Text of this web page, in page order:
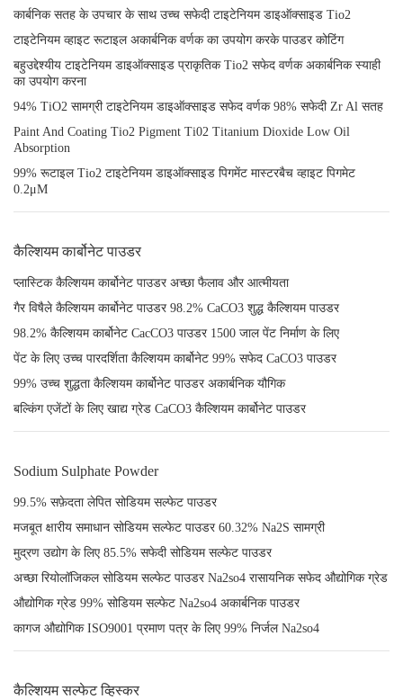
कार्बनिक सतह के उपचार के साथ उच्च सफेदी टाइटेनियम डाइऑक्साइड Tio2
टाइटेनियम व्हाइट रूटाइल अकार्बनिक वर्णक का उपयोग करके पाउडर कोटिंग
बहुउद्देश्यीय टाइटेनियम डाइऑक्साइड प्राकृतिक Tio2 सफेद वर्णक अकार्बनिक स्याही
का उपयोग करना
94% TiO2 सामग्री टाइटेनियम डाइऑक्साइड सफेद वर्णक 98% सफेदी Zr Al सतह
Paint And Coating Tio2 Pigment Ti02 Titanium Dioxide Low Oil
Absorption
99% रूटाइल Tio2 टाइटेनियम डाइऑक्साइड पिगमेंट मास्टरबैच व्हाइट पिगमेट
0.2μM
कैल्शियम कार्बोनेट पाउडर
प्लास्टिक कैल्शियम कार्बोनेट पाउडर अच्छा फैलाव और आत्मीयता
गैर विषैले कैल्शियम कार्बोनेट पाउडर 98.2% CaCO3 शुद्ध कैल्शियम पाउडर
98.2% कैल्शियम कार्बोनेट CacCO3 पाउडर 1500 जाल पेंट निर्माण के लिए
पेंट के लिए उच्च पारदर्शिता कैल्शियम कार्बोनेट 99% सफेद CaCO3 पाउडर
99% उच्च शुद्धता कैल्शियम कार्बोनेट पाउडर अकार्बनिक यौगिक
बल्किंग एजेंटों के लिए खाद्य ग्रेड CaCO3 कैल्शियम कार्बोनेट पाउडर
Sodium Sulphate Powder
99.5% सफ़ेदता लेपित सोडियम सल्फेट पाउडर
मजबूत क्षारीय समाधान सोडियम सल्फेट पाउडर 60.32% Na2S सामग्री
मुद्रण उद्योग के लिए 85.5% सफेदी सोडियम सल्फेट पाउडर
अच्छा रियोलॉजिकल सोडियम सल्फेट पाउडर Na2so4 रासायनिक सफेद औद्योगिक ग्रेड
औद्योगिक ग्रेड 99% सोडियम सल्फेट Na2so4 अकार्बनिक पाउडर
कागज औद्योगिक ISO9001 प्रमाण पत्र के लिए 99% निर्जल Na2so4
कैल्शियम सल्फेट व्हिस्कर